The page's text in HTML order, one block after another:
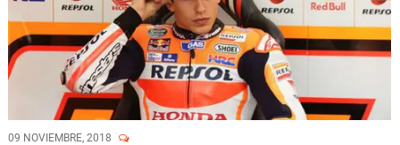
09 NOVIEMBRE, 2018